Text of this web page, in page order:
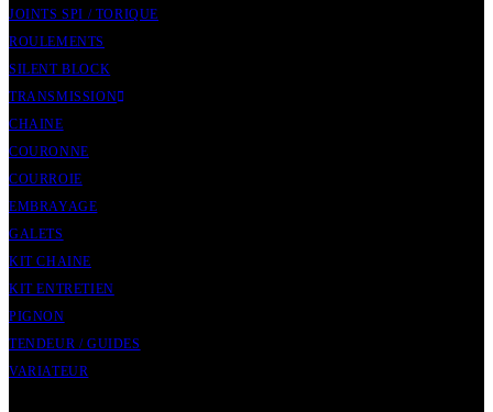
JOINTS SPI / TORIQUE
ROULEMENTS
SILENT BLOCK
TRANSMISSION
CHAINE
COURONNE
COURROIE
EMBRAYAGE
GALETS
KIT CHAINE
KIT ENTRETIEN
PIGNON
TENDEUR / GUIDES
VARIATEUR